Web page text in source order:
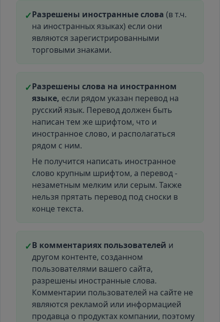
✓Разрешены иностранные слова (в т.ч.
на иностранных языках) если они
являются зарегистрированными
торговыми знаками.
✓Разрешены слова на иностранном
языке, если рядом указан перевод на
русский язык. Перевод должен быть
написан тем же шрифтом, что и
иностранное слово, и располагаться
рядом с ним.
Не получится написать иностранное
слово крупным шрифтом, а перевод -
незаметным мелким или серым. Также
нельзя прятать перевод под сноски в
конце текста.
✓В комментариях пользователей и
другом контенте, созданном
пользователями вашего сайта,
разрешены иностранные слова.
Комментарии пользователей на сайте не
являются рекламой или информацией
продавца о продуктах компании, поэтому